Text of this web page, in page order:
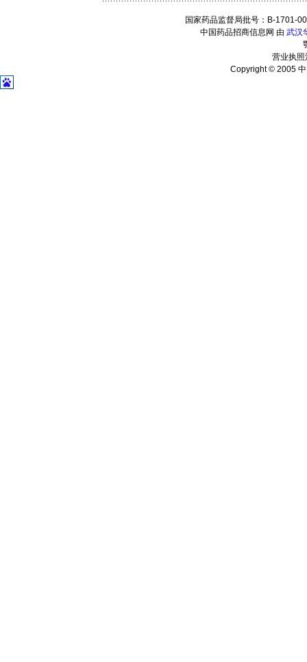
国家药品监督局批号：B-1701-
中国药品招商信息网 由 武汉
营业执
Copyright © 2005